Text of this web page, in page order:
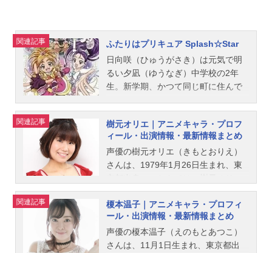
関連記事
ふたりはプリキュア Splash☆Star
日向咲（ひゅうがさき）は元気で明
るい夕凪（ゆうなぎ）中学校の2年
生。新学期、かつて同じ町に住んで
クラスに転入生としてやってきてふ
たりは再会します。9歳の夏祭りの
夜、ふたりは丘の上の大空の樹の元
で不思議な体験をしていたので
す・・・。ある日、ふたりはその木
と）」からやってきたフラッピとチ
ョッピに出会い「伝説の戦士プリキ
ュア」に変身します!滅びの国「ダー
クフォール」によって乗っ取られそ
うになっている、“世界樹（せかいじ
関連記事
樹元オリエ｜アニメキャラ・プロフ
ィール・出演情報・最新情報まとめ
声優の樹元オリエ（きもとおりえ）
さんは、1979年1月26日生まれ、東
さんのオススメ記事をご紹介！
関連記事
榎本温子｜アニメキャラ・プロフィ
ール・出演情報・最新情報まとめ
声優の榎本温子（えのもとあつこ）
さんは、11月1日生まれ、東京都出